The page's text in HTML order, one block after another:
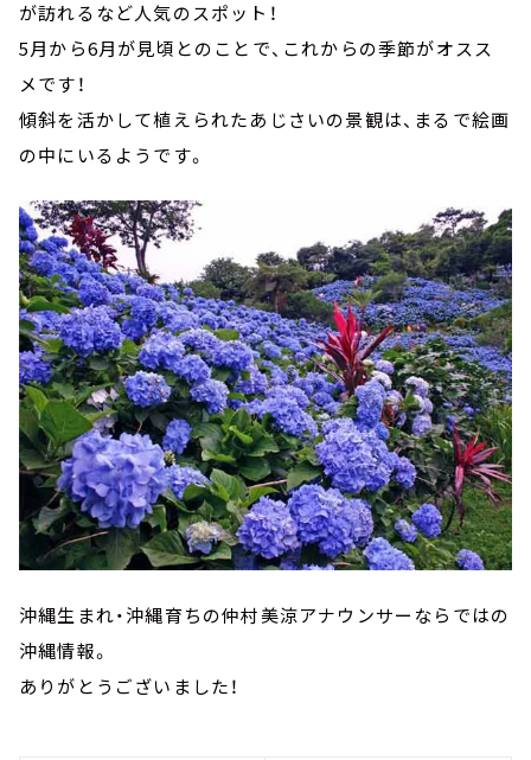
が訪れるなど人気のスポット！
5月から6月が見頃とのことで、これからの季節がオスス
メです！
傾斜を活かして植えられたあじさいの景観は、まるで絵画
の中にいるようです。
沖縄生まれ・沖縄育ちの仲村美涼アナウンサーならではの
沖縄情報。
ありがとうございました！